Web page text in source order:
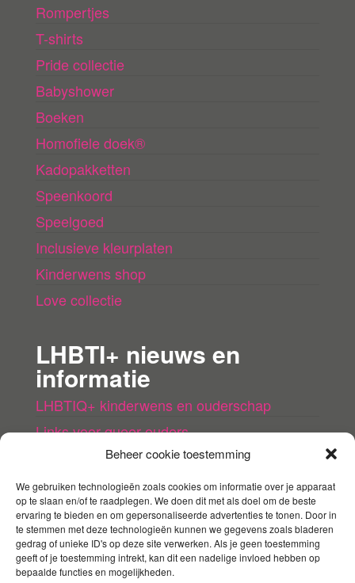
Beheer cookie toestemming
We gebruiken technologieën zoals cookies om informatie over je apparaat
op te slaan en/of te raadplegen. We doen dit met als doel om de beste
ervaring te bieden en om gepersonaliseerde advertenties te tonen. Door in
te stemmen met deze technologieën kunnen we gegevens zoals bladeren
gedrag of unieke ID's op deze site verwerken. Als je geen toestemming
geeft of je toestemming intrekt, kan dit een nadelige invloed hebben op
bepaalde functies en mogelijkheden.
Rompertjes
T-shirts
Pride collectie
Babyshower
Boeken
Homofiele doek®
Kadopakketten
Speenkoord
Speelgoed
Inclusieve kleurplaten
Kinderwens shop
Love collectie
LHBTI+ nieuws en
informatie
LHBTIQ+ kinderwens en ouderschap
Links voor queer ouders
LHBTI+ (kinder)boeken
Queer agenda
Mijn account
Contact